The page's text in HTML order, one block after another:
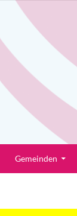
Gemeinden